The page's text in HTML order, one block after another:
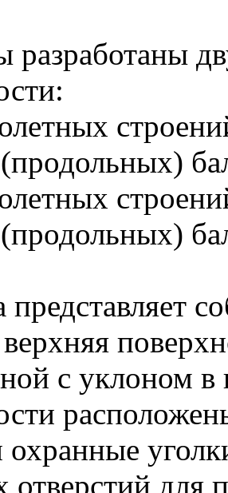
с уклоном
охранные
отверстий для